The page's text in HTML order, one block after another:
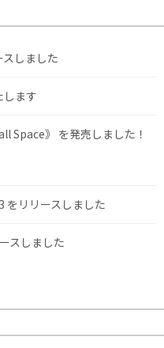
しました
します
Space》 を発売しました！
をリリースしました
スしました